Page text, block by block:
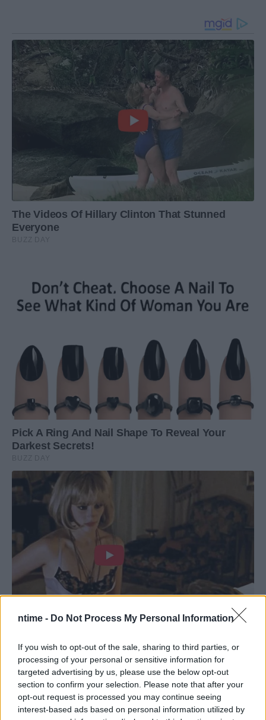
ntime - Do Not Process My Personal Information
If you wish to opt-out of the sale, sharing to third parties, or
processing of your personal or sensitive information for
targeted advertising by us, please use the below opt-out
section to confirm your selection. Please note that after your
opt-out request is processed you may continue seeing
interest-based ads based on personal information utilized by